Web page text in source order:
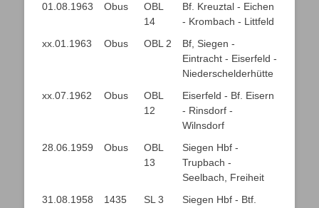
01.08.1963
Obus
OBL
14
Bf. Kreuztal - Eichen
- Krombach - Littfeld
xx.01.1963
Obus OBL 2
Bf, Siegen -
Eintracht - Eiserfeld -
Niederschelderhütte
xx.07.1962
Obus
OBL
12
Eiserfeld - Bf. Eisern
- Rinsdorf -
Wilnsdorf
28.06.1959
Obus
OBL
13
Siegen Hbf -
Trupbach -
Seelbach, Freiheit
31.08.1958
1435
SL 3
Siegen Hbf - Btf.